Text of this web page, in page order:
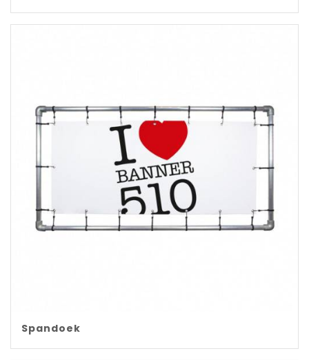
Spandoek